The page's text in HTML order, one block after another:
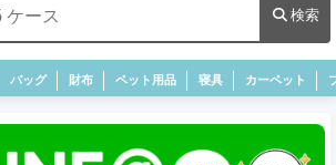
検索
バッグ 財布 ペット用品 寝具 カーペット